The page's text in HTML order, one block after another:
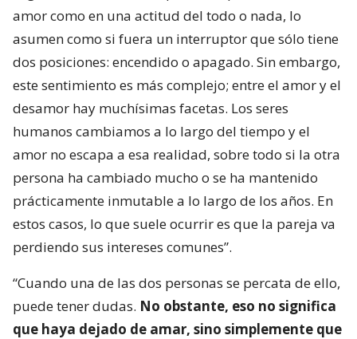
amor como en una actitud del todo o nada, lo
asumen como si fuera un interruptor que sólo tiene
dos posiciones: encendido o apagado. Sin embargo,
este sentimiento es más complejo; entre el amor y el
desamor hay muchísimas facetas. Los seres
humanos cambiamos a lo largo del tiempo y el
amor no escapa a esa realidad, sobre todo si la otra
persona ha cambiado mucho o se ha mantenido
prácticamente inmutable a lo largo de los años. En
estos casos, lo que suele ocurrir es que la pareja va
perdiendo sus intereses comunes”.
“Cuando una de las dos personas se percata de ello,
puede tener dudas. No obstante, eso no significa
que haya dejado de amar, sino simplemente que